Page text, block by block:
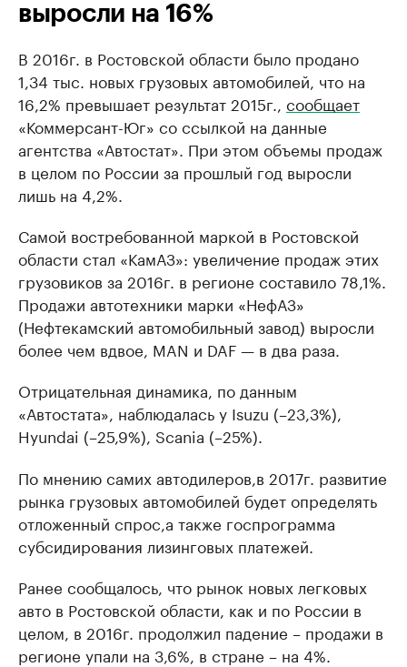
выросли на 16%
В 2016г. в Ростовской области было продано
1,34 тыс. новых грузовых автомобилей, что на
16,2% превышает результат 2015г., сообщает
«Коммерсант-Юг» со ссылкой на данные
агентства «Автостат». При этом объемы продаж
в целом по России за прошлый год выросли
лишь на 4,2%.
Самой востребованной маркой в Ростовской
области стал «КамАЗ»: увеличение продаж этих
грузовиков за 2016г. в регионе составило 78,1%.
Продажи автотехники марки «НефАЗ»
(Нефтекамский автомобильный завод) выросли
более чем вдвое, MAN и DAF — в два раза.
Отрицательная динамика, по данным
«Автостата», наблюдалась у Isuzu (–23,3%),
Hyundai (–25,9%), Scania (–25%).
По мнению самих автодилеров,в 2017г. развитие
рынка грузовых автомобилей будет определять
отложенный спрос,а также госпрограмма
субсидирования лизинговых платежей.
Ранее сообщалось, что рынок новых легковых
авто в Ростовской области, как и по России в
целом, в 2016г. продолжил падение – продажи в
регионе упали на 3,6%, в стране – на 4%.